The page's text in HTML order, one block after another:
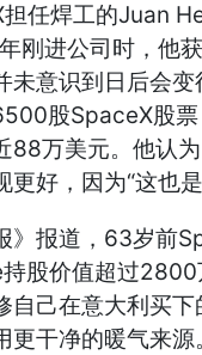
任焊工的Juan
刚进公司时，他
未意识到日后会
股SpaceX股
88万美元。他认
好，因为“这也是
》报道，63岁前
股价值超过2800
自己在意大利买
更干净的暖气来